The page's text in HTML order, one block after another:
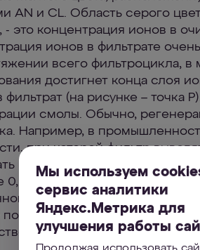
АN и СL. Область серого
- это концентрация ионов в
ионов в фильтрате
всего фильтроцикла, в
достигнет конца слоя
фильтрат (на рисунке – точка
смолы. Обычно,
Например, в
при которой фильтр
величины менее 0,05 0Ж, а
0,5 0Ж. Длина отрезка x – y
воды в литрах или
поглощение ионов смолой, а
поглощенных ионов до
Мы используем
сервис аналитики
Яндекс.Метрика для
улучшения работы